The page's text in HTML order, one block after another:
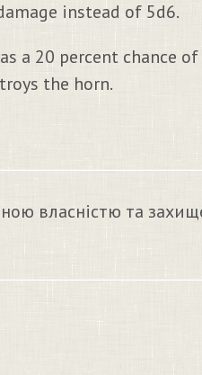
instead of 5d6.
a 20 percent chance
the horn.
власністю та